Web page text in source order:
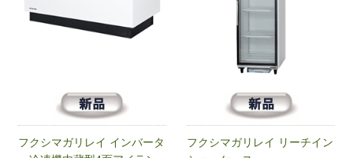
フクシマガリレイ インバータ
フクシマガリレイ リーチイン